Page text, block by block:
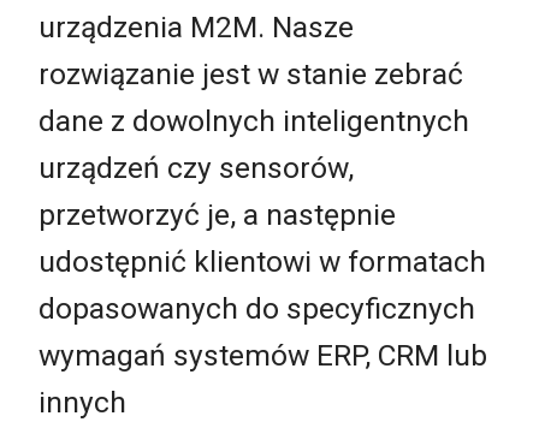
urządzenia M2M. Nasze
rozwiązanie jest w stanie zebrać
dane z dowolnych inteligentnych
urządzeń czy sensorów,
przetworzyć je, a następnie
udostępnić klientowi w formatach
dopasowanych do specyficznych
wymagań systemów ERP, CRM lub
innych